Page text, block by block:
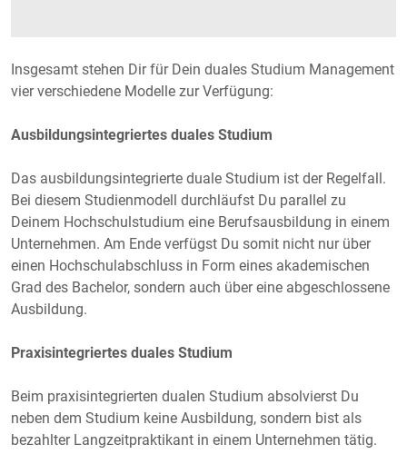
Insgesamt stehen Dir für Dein duales Studium Management
vier verschiedene Modelle zur Verfügung:
Ausbildungsintegriertes duales Studium
Das ausbildungsintegrierte duale Studium ist der Regelfall.
Bei diesem Studienmodell durchläufst Du parallel zu
Deinem Hochschulstudium eine Berufsausbildung in einem
Unternehmen. Am Ende verfügst Du somit nicht nur über
einen Hochschulabschluss in Form eines akademischen
Grad des Bachelor, sondern auch über eine abgeschlossene
Ausbildung.
Praxisintegriertes duales Studium
Beim praxisintegrierten dualen Studium absolvierst Du
neben dem Studium keine Ausbildung, sondern bist als
bezahlter Langzeitpraktikant in einem Unternehmen tätig.